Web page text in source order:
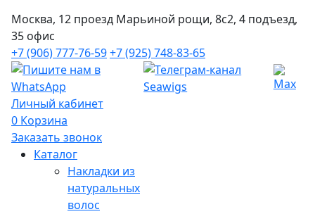
Москва, 12 проезд Марьиной рощи, 8с2, 4 подъезд,
35 офис
+7 (906) 777-76-59+7 (925) 748-83-65
Личный кабинет
0 Корзина
Заказать звонок
Каталог
Накладки из
натуральных
волос